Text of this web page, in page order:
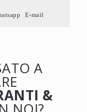
E-mail
A
&